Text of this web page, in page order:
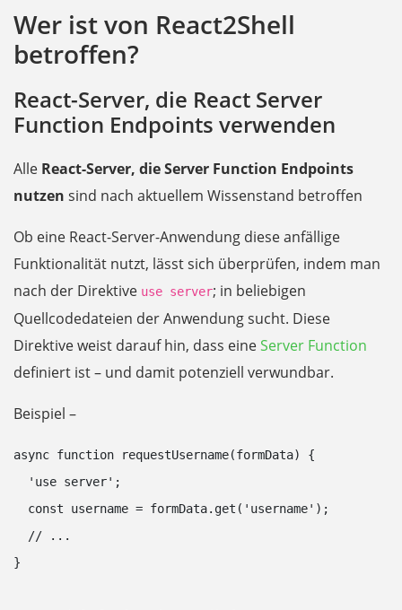
Wer ist von React2Shell
betroffen?
React-Server, die React Server
Function Endpoints verwenden
Alle React-Server, die Server Function Endpoints
nutzen sind nach aktuellem Wissenstand betroffen
Ob eine React-Server-Anwendung diese anfällige
Funktionalität nutzt, lässt sich überprüfen, indem man
nach der Direktive use server; in beliebigen
Quellcodedateien der Anwendung sucht. Diese
Direktive weist darauf hin, dass eineServer Function
definiert ist – und damit potenziell verwundbar.
Beispiel –
async function requestUsername(formData) {
  'use server';
  const username = formData.get('username');
  // ...
}